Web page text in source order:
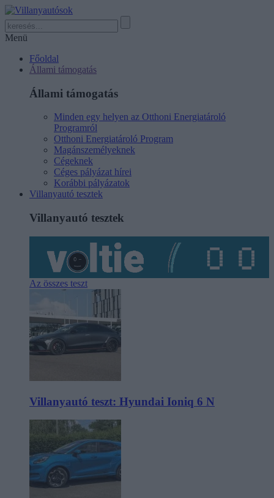
Menü
Főoldal
Állami támogatás
Állami támogatás
Minden egy helyen az Otthoni Energiatároló
Programról
Otthoni Energiatároló Program
Magánszemélyeknek
Cégeknek
Céges pályázat hírei
Korábbi pályázatok
Villanyautó tesztek
Villanyautó tesztek
Az összes teszt
Villanyautó teszt: Hyundai Ioniq 6 N